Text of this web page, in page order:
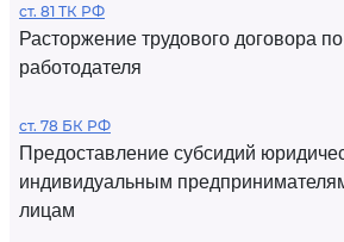
ст. 81 ТК РФ
Расторжение трудового договора
работодателя
ст. 78 БК РФ
Предоставление субсидий
индивидуальным
лицам